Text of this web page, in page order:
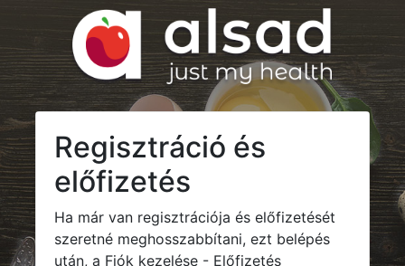
Regisztráció és
előfizetés
Ha már van regisztrációja és előfizetését
szeretné meghosszabbítani, ezt belépés
után, a Fiók kezelése - Előfizetés